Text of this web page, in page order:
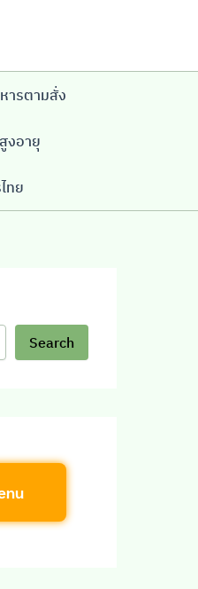
ารตามสั่ง
งอายุ
ทย
Search